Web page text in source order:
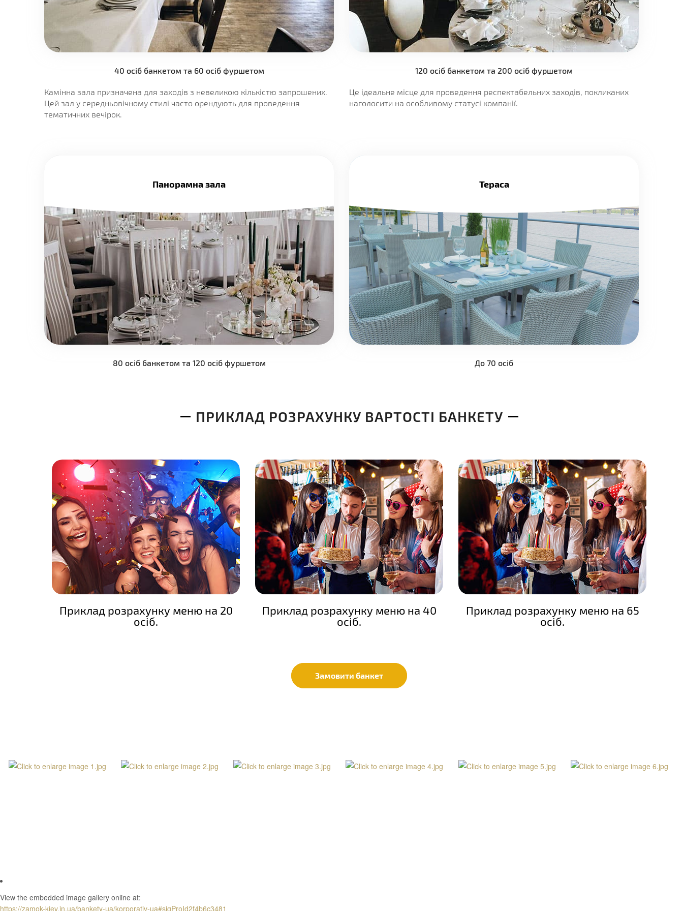
40 осіб банкетом та 60 осіб фуршетом
Камінна зала призначена для заходів з невеликою кількістю запрошених.
Цей зал у середньовічному стилі часто орендують для проведення
тематичних вечірок.
120 осіб банкетом та 200 осіб фуршетом
Це ідеальне місце для проведення респектабельних заходів, покликаних
наголосити на особливому статусі компанії.
Панорамна зала
80 осіб банкетом та 120 осіб фуршетом
Тераса
До 70 осіб
ПРИКЛАД РОЗРАХУНКУ ВАРТОСТІ БАНКЕТУ
Приклад розрахунку меню на 20
осіб.
Приклад розрахунку меню на 40
осіб.
Приклад розрахунку меню на 65
осіб.
Замовити банкет
View the embedded image gallery online at:
https://zamok-kiev.in.ua/bankety-ua/korporativ-ua#sigProId2f4b6c3481
Введен недействительный тип данных
Введен недействительный тип данных
Введен недействительный тип данных
Введен недействительный тип данных
Введен недействительный тип данных
Введен недействительный тип данных